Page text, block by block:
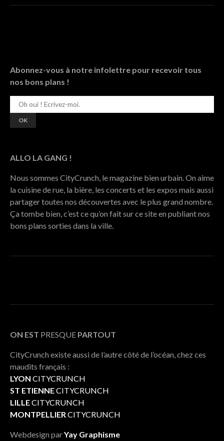
Abonnez-vous à notre infolettre pour recevoir tous
nos bons plans !
ALLO LA GANG !
Nous sommes CityCrunch, le magazine bien urbain. On aime
la cuisine de rue, la bière, les concerts et les expos mais aussi
partager toutes nos découvertes avec le plus grand nombre.
Ça tombe bien, c’est ce qu’on fait sur ce site en publiant nos
bons plans sorties dans la ville.
ON EST PRESQUE PARTOUT
CityCrunch existe aussi de l’autre côté de l’océan, chez ces
maudits français :
LYON CITYCRUNCH
ST ETIENNECITYCRUNCH
LILLECITYCRUNCH
MONTPELLIER CITYCRUNCH
Webdesign parYay Graphisme